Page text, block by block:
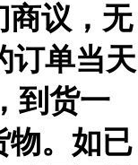
商议，无
订单当天
到货一
物。如已